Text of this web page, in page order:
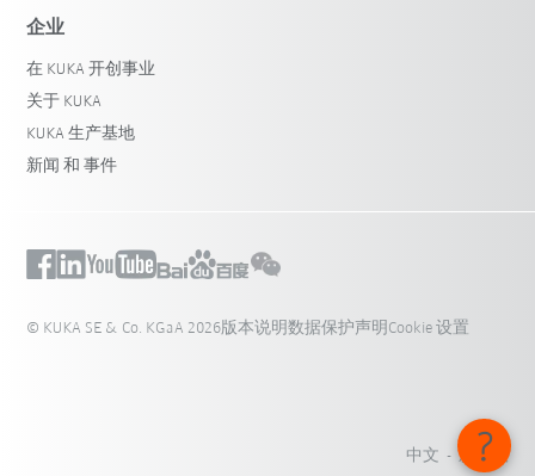
企业
在 KUKA 开创事业
关于 KUKA
KUKA 生产基地
新闻 和 事件
© KUKA SE & Co. KGaA 2026版本说明数据保护声明 Cookie 设置
中文 - 新加坡